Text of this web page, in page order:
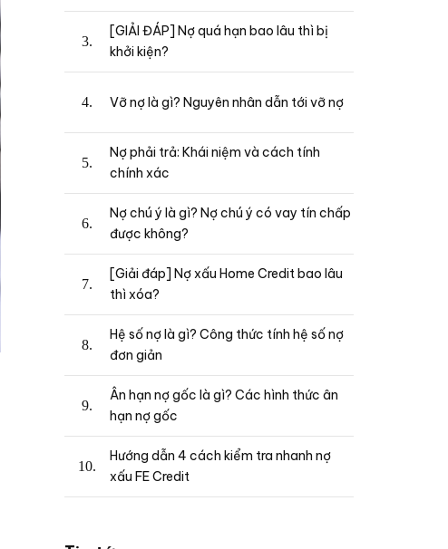
[GIẢI ĐÁP] Nợ quá hạn bao lâu thì bị
khởi kiện?
Vỡ nợ là gì? Nguyên nhân dẫn tới vỡ nợ
Nợ phải trả: Khái niệm và cách tính
chính xác
Nợ chú ý là gì? Nợ chú ý có vay tín chấp
được không?
[Giải đáp] Nợ xấu Home Credit bao lâu
thì xóa?
Hệ số nợ là gì? Công thức tính hệ số nợ
đơn giản
Ân hạn nợ gốc là gì? Các hình thức ân
hạn nợ gốc
Hướng dẫn 4 cách kiểm tra nhanh nợ
xấu FE Credit